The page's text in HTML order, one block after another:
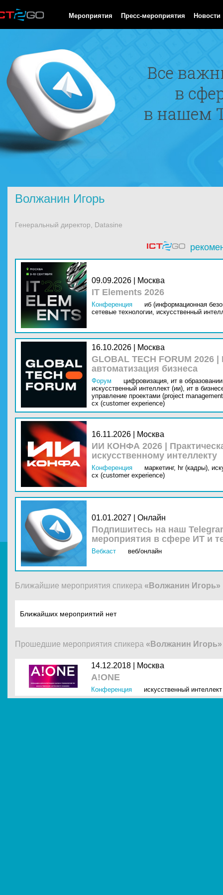
Мероприятия Пресс-мероприятия Новости
Волжанин Игорь
Генеральный директор, Datasine
09.09.2026 | Москва
IT Elements 2026
Конференция
иб (информационная
сетевые технологии, искусственный
16.10.2026 | Москва
GLOBAL TECH FORUM
автоматизация бизнеса
Форум цифровизация, ит в
искусственный интеллект (ии), ит в
управление проектами (project
cx (customer experience)
16.11.2026 | Москва
ИИ КОНФА 2026 |
искусственному интеллекту
Конференция маркетинг, hr (кадры),
cx (customer experience)
01.01.2027 | Онлайн
Подпишитесь на наш
мероприятия в сфере ИТ и
Вебкаст веб/онлайн
Ближайшие мероприятия спикера «Волжанин Игорь»
Ближайших мероприятий нет
Прошедшие мероприятия спикера «Волжанин Игорь»
14.12.2018 | Москва
A!ONE
Конференция искусственный